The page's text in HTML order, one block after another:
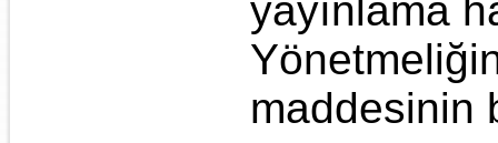
yayınlama
maddesinin